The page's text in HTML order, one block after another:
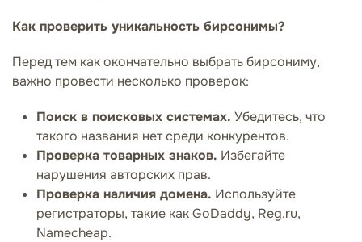
Как проверить уникальность бирсонимы?
Перед тем как окончательно выбрать бирсониму,
важно провести несколько проверок:
Поиск в поисковых системах. Убедитесь, что
такого названия нет среди конкурентов.
Проверка товарных знаков. Избегайте
нарушения авторских прав.
Проверка наличия домена. Используйте
регистраторы, такие как GoDaddy, Reg.ru,
Namecheap.